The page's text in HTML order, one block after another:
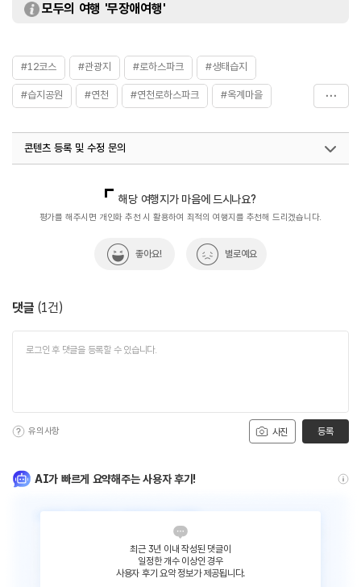
모두의 여행 '무장애여행'
#12코스 #관광지 #로하스파크 #생태습지
#습지공원 #연천 #연천로하스파크 #옥계마을
콘텐츠 등록 및 수정 문의
해당 여행지가 마음에 드시나요?
평가를 해주시면 개인화 추천 시 활용하여 최적의 여행지를 추천해 드리겠습니다.
좋아요! 별로예요
댓글 (1건)
사진
유의사항 등록
AI가 빠르게 요약해주는 사용자 후기!
최근 3년 이내 작성된 댓글이
일정한 개수 이상인 경우
사용자 후기 요약 정보가 제공됩니다.